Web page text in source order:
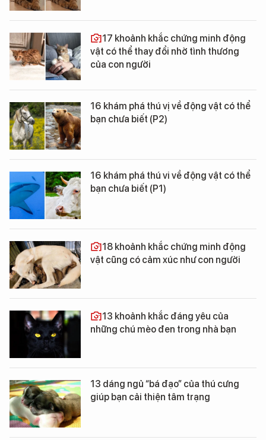
17 khoảnh khắc chứng minh động
vật có thể thay đổi nhờ tình thương
của con người
16 khám phá thú vị về động vật có thể
bạn chưa biết (P2)
16 khám phá thú vi về động vật có thể
bạn chưa biết (P1)
18 khoảnh khắc chứng minh động
vật cũng có cảm xúc như con người
13 khoảnh khắc đáng yêu của
những chú mèo đen trong nhà bạn
13 dáng ngủ “bá đạo” của thú cưng
giúp bạn cải thiện tâm trạng